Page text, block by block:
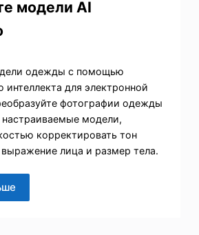
модели AI
одежды с помощью
интеллекта для электронной
фотографии одежды
настраиваемые модели,
корректировать тон
лица и размер тела.